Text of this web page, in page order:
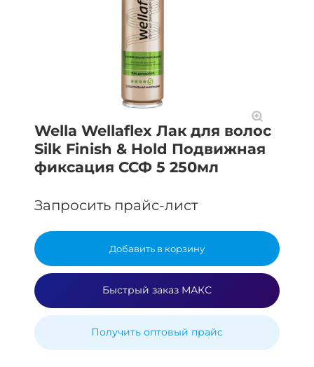
Wella Wellaflex Лак для волос
Silk Finish & Hold Подвижная
фиксация ССФ 5 250мл
Запросить прайс-лист
Добавить в корзину
Быстрый заказ МАКС
Получить оптовый прайс